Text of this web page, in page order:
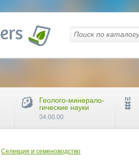
Селекция и семеноводство
Геолого-минерало-
гические науки
04.00.00